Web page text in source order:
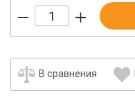
В сравнения